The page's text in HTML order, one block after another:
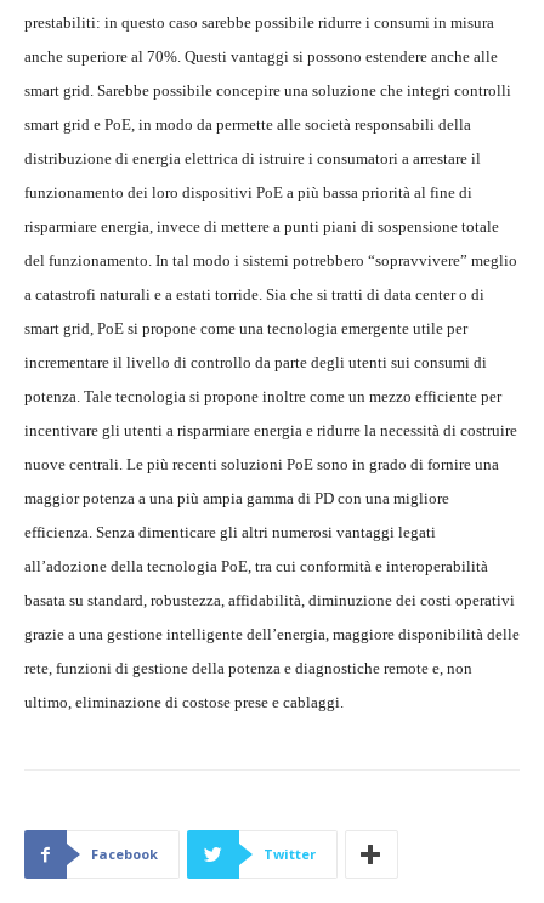
prestabiliti: in questo caso sarebbe possibile ridurre i consumi in misura
anche superiore al 70%. Questi vantaggi si possono estendere anche alle
smart grid. Sarebbe possibile concepire una soluzione che integri controlli
smart grid e PoE, in modo da permette alle società responsabili della
distribuzione di energia elettrica di istruire i consumatori a arrestare il
funzionamento dei loro dispositivi PoE a più bassa priorità al fine di
risparmiare energia, invece di mettere a punti piani di sospensione totale
del funzionamento. In tal modo i sistemi potrebbero “sopravvivere” meglio
a catastrofi naturali e a estati torride. Sia che si tratti di data center o di
smart grid, PoE si propone come una tecnologia emergente utile per
incrementare il livello di controllo da parte degli utenti sui consumi di
potenza. Tale tecnologia si propone inoltre come un mezzo efficiente per
incentivare gli utenti a risparmiare energia e ridurre la necessità di costruire
nuove centrali. Le più recenti soluzioni PoE sono in grado di fornire una
maggior potenza a una più ampia gamma di PD con una migliore
efficienza. Senza dimenticare gli altri numerosi vantaggi legati
all’adozione della tecnologia PoE, tra cui conformità e interoperabilità
basata su standard, robustezza, affidabilità, diminuzione dei costi operativi
grazie a una gestione intelligente dell’energia, maggiore disponibilità delle
rete, funzioni di gestione della potenza e diagnostiche remote e, non
ultimo, eliminazione di costose prese e cablaggi.
Facebook Twitter